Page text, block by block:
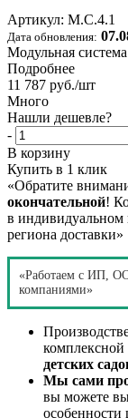
Артикул: М.С.4.1
Дата обновления:
Модульная
Подробнее
11 787 руб./шт
Много
Нашли дешевле?
-
В корзину
Купить в 1 клик
«Обратите
окончательной!
в индивидуальном
региона доставки»
«Работаем с ИП,
компаниями»
комплексной
детских
Мы сами
вы можете
особенности